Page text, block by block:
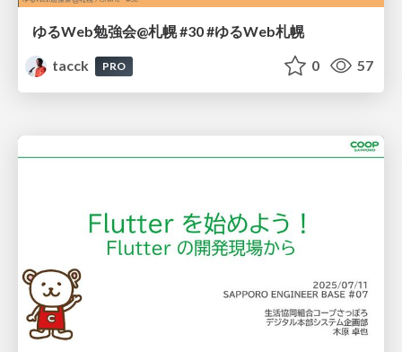
ゆるWeb勉強会@札幌 #30 #ゆるWeb札幌
tacck
PRO 0 57